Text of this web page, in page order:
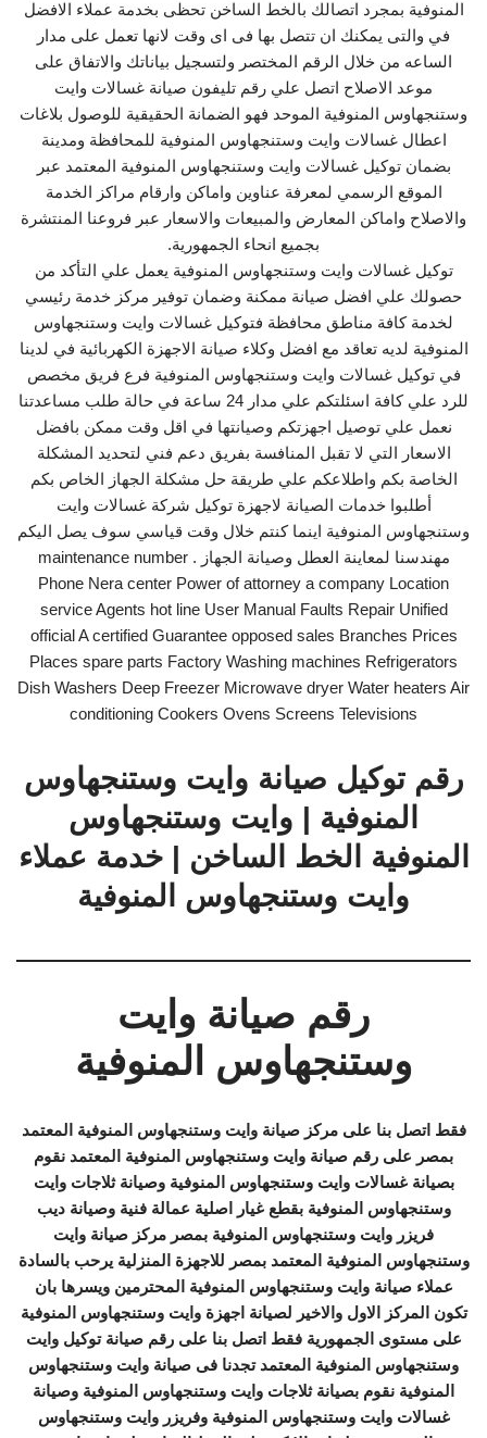
المنوفية بمجرد اتصالك بالخط الساخن تحظى بخدمة عملاء الافضل
في والتى يمكنك ان تتصل بها فى اى وقت لانها تعمل على مدار
الساعه من خلال الرقم المختصر ولتسجيل بياناتك والاتفاق على
موعد الاصلاح اتصل علي رقم تليفون صيانة غسالات وايت
وستنجهاوس المنوفية الموحد فهو الضمانة الحقيقية للوصول بلاغات
اعطال غسالات وايت وستنجهاوس المنوفية للمحافظة ومدينة
بضمان توكيل غسالات وايت وستنجهاوس المنوفية المعتمد عبر
الموقع الرسمي لمعرفة عناوين واماكن وارقام مراكز الخدمة
والاصلاح واماكن المعارض والمبيعات والاسعار عبر فروعنا المنتشرة
بجميع انحاء الجمهورية.
توكيل غسالات وايت وستنجهاوس المنوفية يعمل علي التأكد من
حصولك علي افضل صيانة ممكنة وضمان توفير مركز خدمة رئيسي
لخدمة كافة مناطق محافظة فتوكيل غسالات وايت وستنجهاوس
المنوفية لديه تعاقد مع افضل وكلاء صيانة الاجهزة الكهربائية في لدينا
في توكيل غسالات وايت وستنجهاوس المنوفية فرع فريق مخصص
للرد علي كافة اسئلتكم علي مدار 24 ساعة في حالة طلب مساعدتنا
نعمل علي توصيل اجهزتكم وصيانتها في اقل وقت ممكن بافضل
الاسعار التي لا تقبل المنافسة بفريق دعم فني لتحديد المشكلة
الخاصة بكم واطلاعكم علي طريقة حل مشكلة الجهاز الخاص بكم
أطلبوا خدمات الصيانة لاجهزة توكيل شركة غسالات وايت
وستنجهاوس المنوفية اينما كنتم خلال وقت قياسي سوف يصل اليكم
مهندسنا لمعاينة العطل وصيانة الجهاز . maintenance number
Phone Nera center Power of attorney a company Location
service Agents hot line User Manual Faults Repair Unified
official A certified Guarantee opposed sales Branches Prices
Places spare parts Factory Washing machines Refrigerators
Dish Washers Deep Freezer Microwave dryer Water heaters Air
conditioning Cookers Ovens Screens Televisions
رقم توكيل صيانة وايت وستنجهاوس
المنوفية | وايت وستنجهاوس
المنوفية الخط الساخن | خدمة عملاء
وايت وستنجهاوس المنوفية
رقم صيانة وايت
وستنجهاوس المنوفية
فقط اتصل بنا على مركز صيانة وايت وستنجهاوس المنوفية المعتمد
بمصر على رقم صيانة وايت وستنجهاوس المنوفية المعتمد نقوم
بصيانة غسالات وايت وستنجهاوس المنوفية وصيانة ثلاجات وايت
وستنجهاوس المنوفية بقطع غيار اصلية عمالة فنية وصيانة ديب
فريزر وايت وستنجهاوس المنوفية بمصر مركز صيانة وايت
وستنجهاوس المنوفية المعتمد بمصر للاجهزة المنزلية يرحب بالسادة
عملاء صيانة وايت وستنجهاوس المنوفية المحترمين ويسرها بان
تكون المركز الاول والاخير لصيانة اجهزة وايت وستنجهاوس المنوفية
على مستوى الجمهورية فقط اتصل بنا على رقم صيانة توكيل وايت
وستنجهاوس المنوفية المعتمد تجدنا فى صيانة وايت وستنجهاوس
المنوفية نقوم بصيانة ثلاجات وايت وستنجهاوس المنوفية وصيانة
غسالات وايت وستنجهاوس المنوفية وفريزر وايت وستنجهاوس